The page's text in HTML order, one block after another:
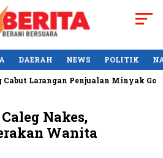
DAERAH NEWS POLITIK
Larangan Penjualan Minyak Goreng
Nakes,
Wanita